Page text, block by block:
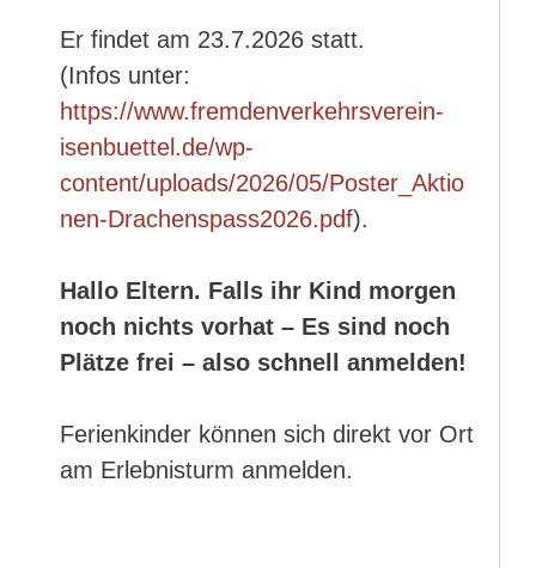
Er findet am 23.7.2026 statt.
(Infos unter:
https://www.fremdenverkehrsverein-
isenbuettel.de/wp-
content/uploads/2026/05/Poster_Aktio
nen-Drachenspass2026.pdf).
Hallo Eltern. Falls ihr Kind morgen
noch nichts vorhat – Es sind noch
Plätze frei – also schnell anmelden!
Ferienkinder können sich direkt vor Ort
am Erlebnisturm anmelden.